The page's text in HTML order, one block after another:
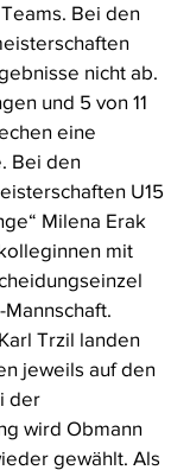
Bei den
nicht ab.
und 5 von 11
eine
Bei den
U15
Milena Erak
mit
Trzil landen
jeweils auf den
der
wird Obmann
gewählt. Als